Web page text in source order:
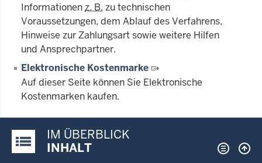
Informationenz. B. zu technischen
Voraussetzungen, dem Ablauf des Verfahrens,
Hinweise zur Zahlungsart sowie weitere Hilfen
und Ansprechpartner.
Elektronische Kostenmarke
Auf dieser Seite können Sie Elektronische
Kostenmarken kaufen.
Justiz-Portal im Überblick:
IM ÜBERBLICK
INHALT